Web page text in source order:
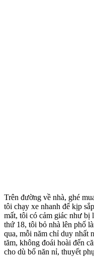
Trên đường về nhà, ghé
tôi chạy xe nhanh để kịp
mất, tôi có cảm giác như bị
thứ 18, tôi bỏ nhà lên phố
qua, mỗi năm chỉ duy nhất
tăm, không đoái hoài đến
cho dù bố năn nỉ, thuyết